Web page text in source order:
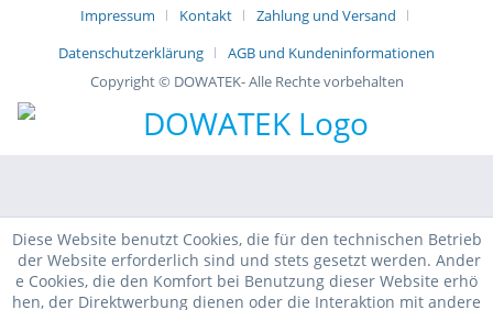
Impressum
Kontakt
Zahlung und Versand
Datenschutzerklärung
AGB und Kundeninformationen
Copyright © DOWATEK- Alle Rechte vorbehalten
Diese Website benutzt Cookies, die für den technischen Betrieb
der Website erforderlich sind und stets gesetzt werden. Ander
e Cookies, die den Komfort bei Benutzung dieser Website erhö
hen, der Direktwerbung dienen oder die Interaktion mit andere